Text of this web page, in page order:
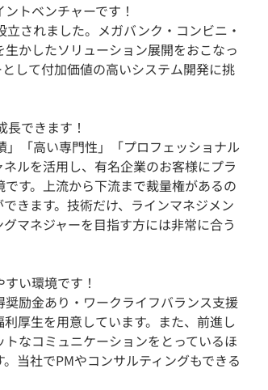
トベンチャーです！
されました。メガバンク・コンビニ・
かしたソリューション展開をおこなっ
して付加価値の高いシステム開発に挑
できます！
」「高い専門性」「プロフェッショナル
ルを活用し、有名企業のお客様にプラ
す。上流から下流まで裁量権があるの
きます。技術だけ、ラインマネジメン
マネジャーを目指す方には非常に合う
い環境です！
励金あり・ワークライフバランス支援
厚生を用意しています。また、前進し
なコミュニケーションをとっているほ
当社でPMやコンサルティングもできる